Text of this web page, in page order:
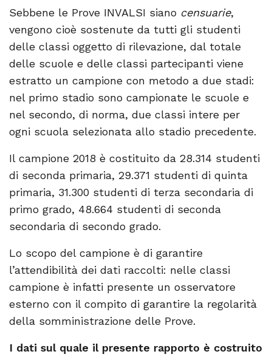
Sebbene le Prove INVALSI siano censuarie,
vengono cioè sostenute da tutti gli studenti
delle classi oggetto di rilevazione, dal totale
delle scuole e delle classi partecipanti viene
estratto un campione con metodo a due stadi:
nel primo stadio sono campionate le scuole e
nel secondo, di norma, due classi intere per
ogni scuola selezionata allo stadio precedente.
Il campione 2018 è costituito da 28.314 studenti
di seconda primaria, 29.371 studenti di quinta
primaria, 31.300 studenti di terza secondaria di
primo grado, 48.664 studenti di seconda
secondaria di secondo grado.
Lo scopo del campione è di garantire
l’attendibilità dei dati raccolti: nelle classi
campione è infatti presente un osservatore
esterno con il compito di garantire la regolarità
della somministrazione delle Prove.
I dati sul quale il presente rapporto è costruito